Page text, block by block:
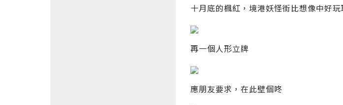
十月底的楓紅，境港妖怪街比想像中好玩
再一個人形立牌
應朋友要求，在此壁個咚